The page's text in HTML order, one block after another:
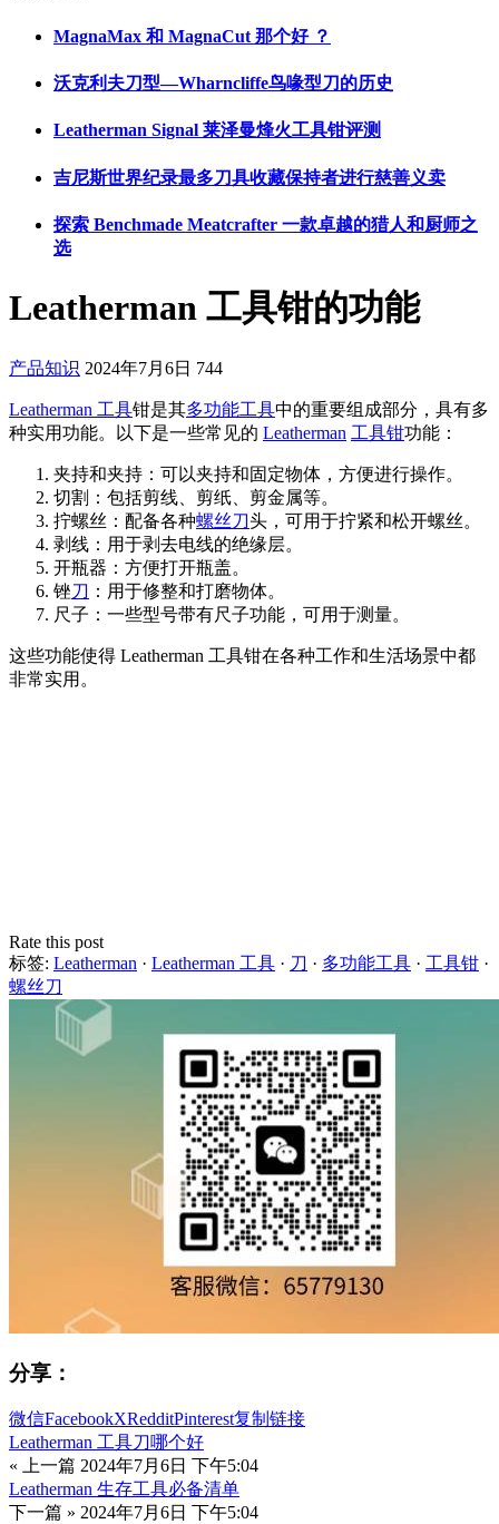
MagnaMax 和 MagnaCut 那个好 ？
沃克利夫刀型—Wharncliffe鸟喙型刀的历史
Leatherman Signal 莱泽曼烽火工具钳评测
吉尼斯世界纪录最多刀具收藏保持者进行慈善义卖
探索 Benchmade Meatcrafter 一款卓越的猎人和厨师之
选
Leatherman 工具钳的功能
产品知识 2024年7月6日 744
Leatherman 工具钳是其多功能工具中的重要组成部分，具有多
种实用功能。以下是一些常见的 Leatherman 工具钳功能：
夹持和夹持：可以夹持和固定物体，方便进行操作。
切割：包括剪线、剪纸、剪金属等。
拧螺丝：配备各种螺丝刀头，可用于拧紧和松开螺丝。
剥线：用于剥去电线的绝缘层。
开瓶器：方便打开瓶盖。
锉刀 ：用于修整和打磨物体。
尺子：一些型号带有尺子功能，可用于测量。
这些功能使得 Leatherman 工具钳在各种工作和生活场景中都
非常实用。
Rate this post
标签: Leatherman · Leatherman 工具 · 刀 · 多功能工具 · 工具钳 ·
螺丝刀
分享：
微信FacebookXRedditPinterest复制链接
Leatherman 工具刀哪个好
« 上一篇 2024年7月6日 下午5:04
Leatherman 生存工具必备清单
下一篇 » 2024年7月6日 下午5:04